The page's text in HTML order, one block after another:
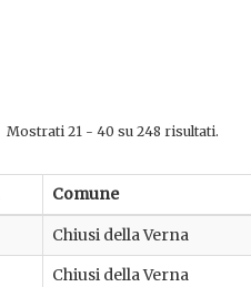
Mostrati 21 - 40 su 248 risultati.
Comune
Chiusi della Verna
Chiusi della Verna